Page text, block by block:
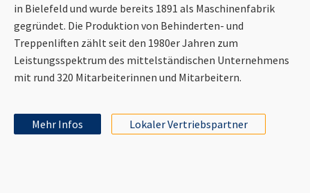
in Bielefeld und wurde bereits 1891 als Maschinenfabrik
gegründet. Die Produktion von Behinderten- und
Treppenliften zählt seit den 1980er Jahren zum
Leistungsspektrum des mittelständischen Unternehmens
mit rund 320 Mitarbeiterinnen und Mitarbeitern.
Mehr Infos Lokaler Vertriebspartner